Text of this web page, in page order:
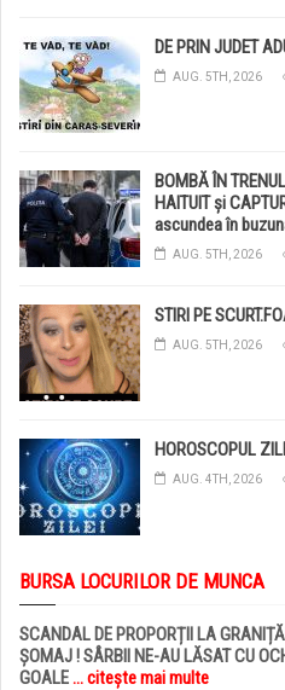
DE PRIN JUDET
AUG. 5TH, 2026
BOMBĂ ÎN
HAITUIT și
ascundea în
AUG. 5TH, 2026
STIRI PE
AUG. 5TH, 2026
HOROSCOPUL
AUG. 4TH, 2026
BURSA LOCURILOR DE MUNCA
SCANDAL DE PROPORȚII LA
ȘOMAJ ! SÂRBII NE-AU LĂSAT CU
GOALE... citește mai multe